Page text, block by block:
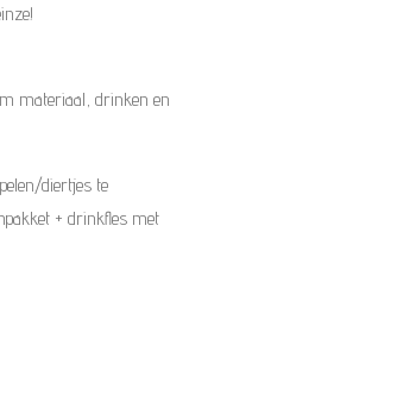
materiaal, drinken en
diertjes te
+ drinkfles met